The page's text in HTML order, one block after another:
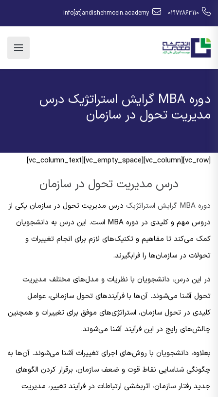
02172863110
info[at]andishehmoein.academy
دوره MBA گرایش استراتژیک درس
مدیریت تحول در سازمان
[vc_row][vc_column][vc_empty_space][vc_column_text]
درس مدیریت تحول در سازمان
دوره MBA گرایش استراتژیک
درس مدیریت تحول در سازمان یکی از
دروس مهم و کلیدی در دوره MBA است. این درس به دانشجویان
کمک می‌کند تا مفاهیم و تکنیک‌های لازم برای انجام تغییرات و
تحولات در سازمان‌ها را فرابگیرند.
در این درس، دانشجویان با نظریات و مدل‌های مختلف مدیریت
تحول آشنا می‌شوند. آن‌ها با فرآیندهای تحول سازمانی، عوامل
کلیدی در تحول سازمان، استراتژی‌های موفق برای تغییرات و همچنین
چالش‌های رایج در این فرآیند آشنا می‌شوند.
بعلاوه، دانشجویان با روش‌های اجرای تغییرات آشنا می‌شوند. آن‌ها به
چگونگی شناسایی نقاط قوت و ضعف سازمان، برقرار کردن الگوهای
جدید رفتار سازمان، اثربخشی ارتباطات در فرآیند تغییر، مدیریت